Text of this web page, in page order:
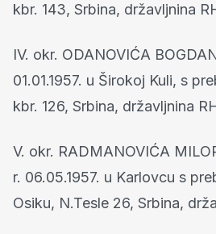
kbr. 143, Srbina, državljnina
IV. okr. ODANOVIĆA
01.01.1957. u Širokoj Kuli, s
kbr. 126, Srbina, državljnina
V. okr. RADMANOVIĆA
r. 06.05.1957. u Karlovcu s
Osiku, N.Tesle 26, Srbina,